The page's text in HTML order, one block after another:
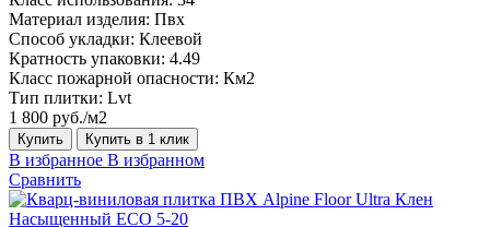
Материал изделия: Пвх
Способ укладки: Клеевой
Кратность упаковки: 4.49
Класс пожарной опасности: Км2
Тип плитки: Lvt
1 800 руб./м2
Купить Купить в 1 клик
В избранное В избранном
Сравнить